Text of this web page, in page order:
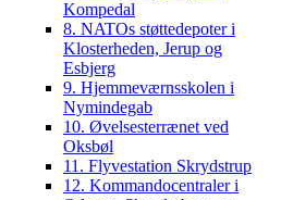
Kompedal
8. NATOs støttedepoter i
Klosterheden, Jerup og
Esbjerg
9. Hjemmeværnsskolen i
Nymindegab
10. Øvelsesterrænet ved
Oksbøl
11. Flyvestation Skrydstrup
12. Kommandocentraler i